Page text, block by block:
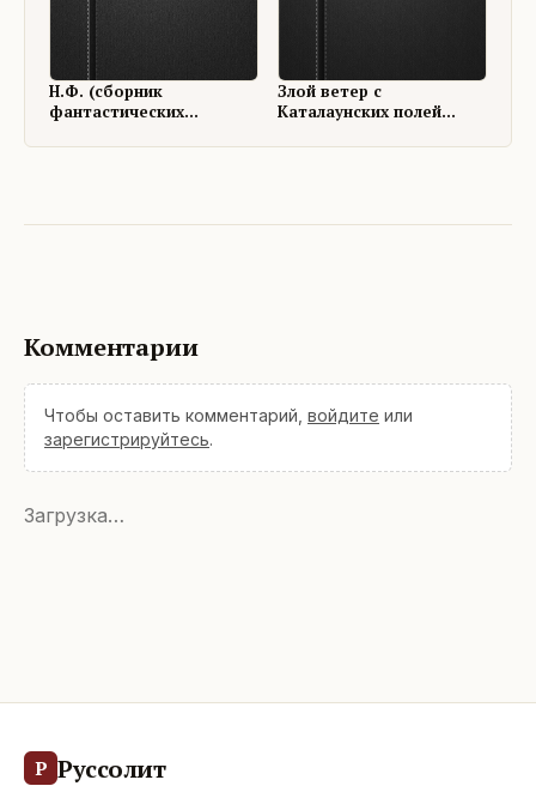
Н.Ф. (сборник
фантастических
Злой ветер с
Каталаунских полей
Комментарии
Чтобы оставить комментарий, войдите или
зарегистрируйтесь.
Загрузка…
Р Руссолит